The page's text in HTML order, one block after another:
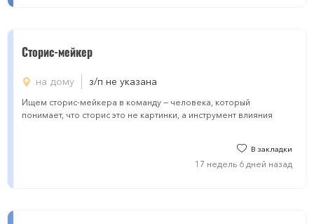
Сторис-мейкер
на дому з/п не указана
Ищем сторис-мейкера в команду — человека, который
понимает, что сторис это не картинки, а инструмент влияния
В закладки
17 недель 6 дней назад